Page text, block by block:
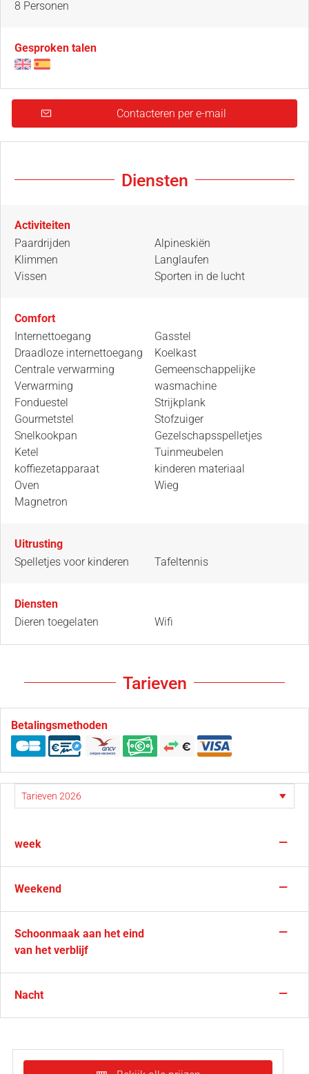
8 Personen
Gesproken talen
Contacteren per e-mail
Diensten
Activiteiten
Paardrijden
Klimmen
Vissen
Alpineskiën
Langlaufen
Sporten in de lucht
Comfort
Internettoegang
Draadloze internettoegang
Centrale verwarming
Verwarming
Fonduestel
Gourmetstel
Snelkookpan
Ketel
koffiezetapparaat
Oven
Magnetron
Gasstel
Koelkast
Gemeenschappelijke
wasmachine
Strijkplank
Stofzuiger
Gezelschapsspelletjes
Tuinmeubelen
kinderen materiaal
Wieg
Uitrusting
Spelletjes voor kinderen
Tafeltennis
Diensten
Dieren toegelaten
Wifi
Tarieven
Betalingsmethoden
week —
Weekend —
Schoonmaak aan het eind
van het verblijf
—
Nacht —